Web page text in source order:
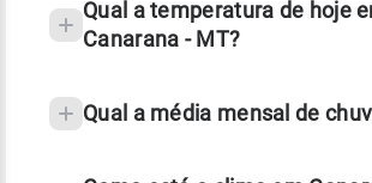
Qual a temperatura de hoje
Canarana - MT?
Qual a média mensal de